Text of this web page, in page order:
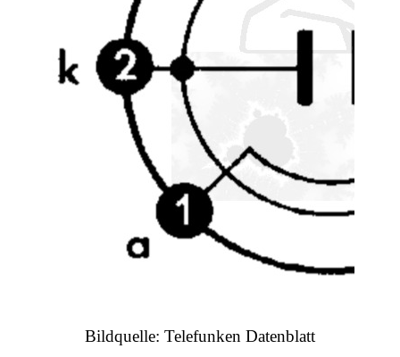
Bildquelle: Telefunken Datenblatt